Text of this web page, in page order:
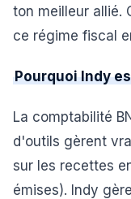
ton meilleur allié.
ce régime fiscal
Pourquoi Indy
La comptabilité
d'outils gèrent
sur les recettes
émises). Indy